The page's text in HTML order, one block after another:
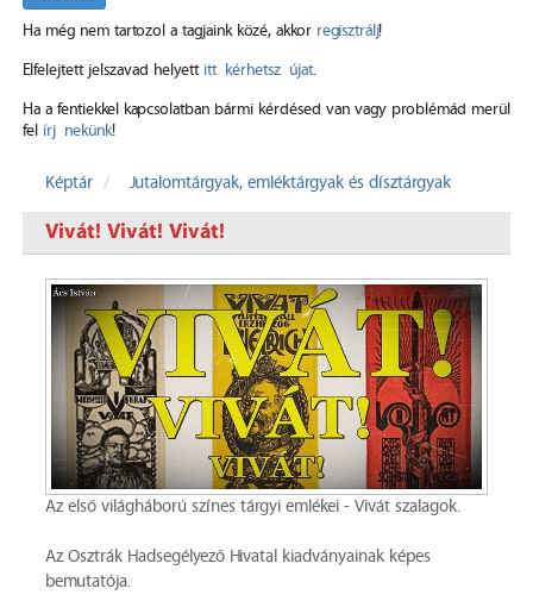
Ha még nem tartozol a tagjaink közé, akkor regisztrálj!
Elfelejtett jelszavad helyett itt kérhetsz újat.
Ha a fentiekkel kapcsolatban bármi kérdésed van vagy problémád merül
fel írj nekünk!
Képtár Jutalomtárgyak, emléktárgyak és dísztárgyak
Vivát! Vivát! Vivát!
Az első világháború színes tárgyi emlékei - Vivát szalagok.
Az Osztrák Hadsegélyező Hivatal kiadványainak képes
bemutatója.